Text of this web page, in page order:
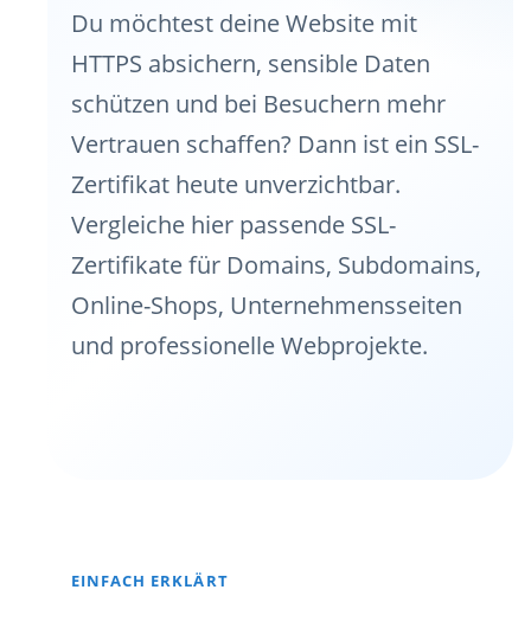
Du möchtest deine Website mit
HTTPS absichern, sensible Daten
schützen und bei Besuchern mehr
Vertrauen schaffen? Dann ist ein SSL-
Zertifikat heute unverzichtbar.
Vergleiche hier passende SSL-
Zertifikate für Domains, Subdomains,
Online-Shops, Unternehmensseiten
und professionelle Webprojekte.
EINFACH ERKLÄRT